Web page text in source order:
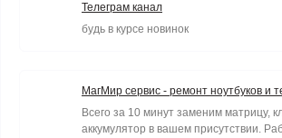
Телеграм канал
будь в курсе новинок
МагМир сервис - ремонт ноутбуков и
Всего за 10 минут заменим матрицу,
аккумулятор в вашем присутствии.